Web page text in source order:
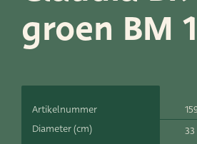
Over onze visie en missie
Productontwikkeling
Productlijnen
groen BM
Artikelnummer
Diameter (cm)
33